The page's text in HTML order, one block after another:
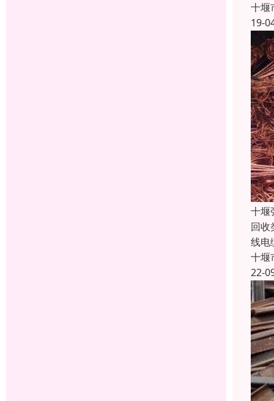
十堰
19-
十堰
回收
线电
十堰
22-